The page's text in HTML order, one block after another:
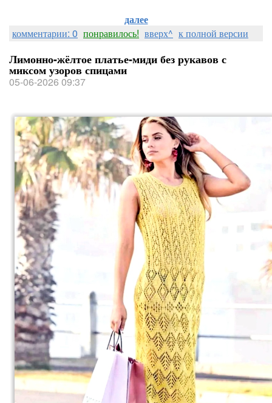
далее
комментарии: 0 понравилось! вверх^ к полной версии
Лимонно-жёлтое платье-миди без рукавов с
миксом узоров спицами
05-06-2026 09:37